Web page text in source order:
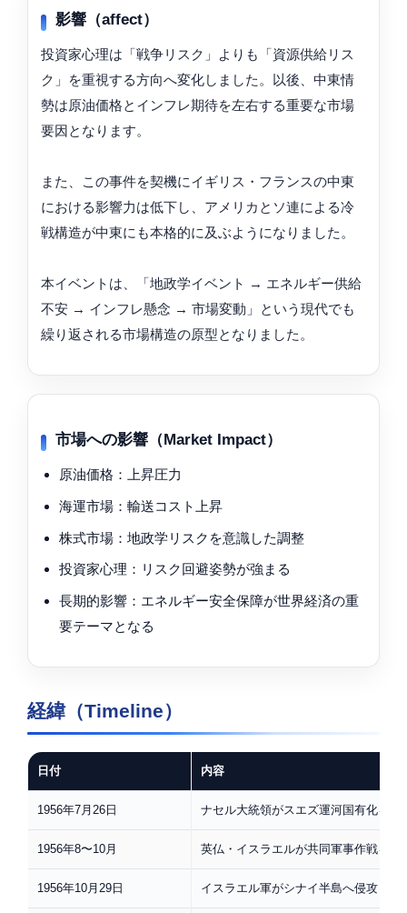
影響（affect）
投資家心理は「戦争リスク」よりも「資源供給リス
ク」を重視する方向へ変化しました。以後、中東情
勢は原油価格とインフレ期待を左右する重要な市場
要因となります。
また、この事件を契機にイギリス・フランスの中東
における影響力は低下し、アメリカとソ連による冷
戦構造が中東にも本格的に及ぶようになりました。
本イベントは、「地政学イベント → エネルギー供給
不安 → インフレ懸念 → 市場変動」という現代でも
繰り返される市場構造の原型となりました。
市場への影響（Market Impact）
原油価格：上昇圧力
海運市場：輸送コスト上昇
株式市場：地政学リスクを意識した調整
投資家心理：リスク回避姿勢が強まる
長期的影響：エネルギー安全保障が世界経済の重
要テーマとなる
経緯（Timeline）
日付 内容
1956年7月26日 ナセル大統領がスエズ運河国有化を宣
1956年8〜10月 英仏・イスラエルが共同軍事作戦を計
1956年10月29日 イスラエル軍がシナイ半島へ侵攻